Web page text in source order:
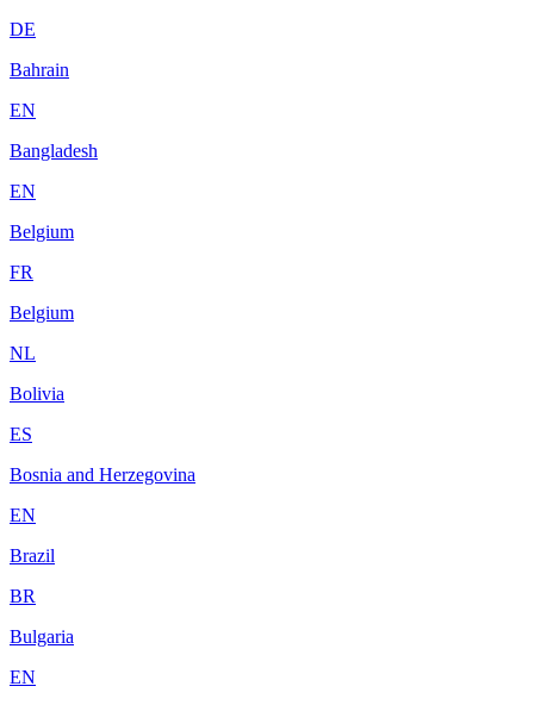
DE
Bahrain
EN
Bangladesh
EN
Belgium
FR
Belgium
NL
Bolivia
ES
Bosnia and Herzegovina
EN
Brazil
BR
Bulgaria
EN